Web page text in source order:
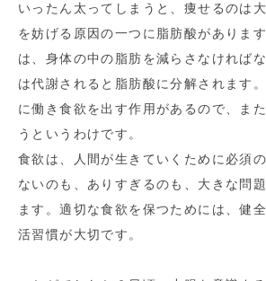
いったん太ってしまうと、痩せるのは
を妨げる原因の一つに脂肪酸がありま
は、身体の中の脂肪を減らさなければ
は代謝されると脂肪酸に分解されます
に働き食欲を出す作用があるので、ま
うというわけです。
食欲は、人間が生きていくために必須
ないのも、ありすぎるのも、大きな問
ます。適切な食欲を保つためには、健
活習慣が大切です。